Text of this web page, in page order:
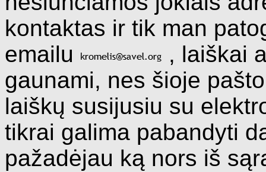
kontaktas ir tik man
emailu
, laiškai
gaunami, nes šioje
laiškų susijusiu su
tikrai galima pabandyti
pažadėjau ką nors iš